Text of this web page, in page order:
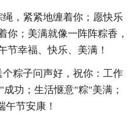
，紧紧地缠着你；愿快乐
你；美满就像一阵阵粽香，
节幸福、快乐、美满！
粽子问声好，祝你：工作
功；生活惬意"粽"美满；
节安康！